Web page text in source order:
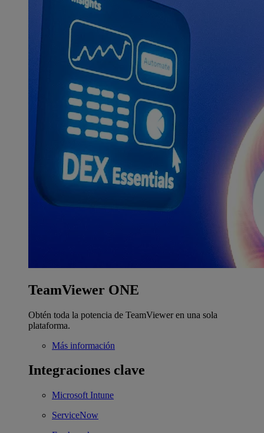
TeamViewer ONE
Obtén toda la potencia de TeamViewer en una sola
plataforma.
Más información
Integraciones clave
Microsoft Intune
ServiceNow